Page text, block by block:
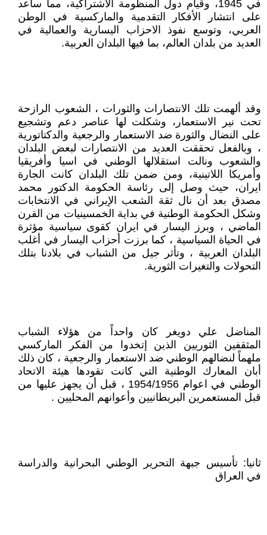
في 1945، وقيام دول المنظومة الاشتراكية، مما ساعد
على انتشار الأفكار التقدمية والماركسية في الوطن
العربي، وتوسع نفوذ الاحزاب اليسارية والعمالية في
العديد من بلدان العالم، بما فيها البلدان العربية.
وقد ألهمت تلك الانتصارات والثورات ، الشعوب الرازحة
تحت نير الاستعمار، وشكلت لها عناصر دعم وتشجيع
على النضال والثورة ضد الاستعمار والرجعية والدكتاتورية
، وبالفعل تحققت العديد من الانتصارات لبعض البلدان
والشعوب ونالت استقلالها الوطني في اسيا وأفريقيا
وأمريكا اللاتينية، ومن ضمن تلك البلدان كانت الجارة
ايران، حيث وصل إلى رئاسة الحكومة الدكتور محمد
مصدق بعد أن نال ثقة الشعب الإيراني في الانتخابات
وشكل الحكومة الوطنية في بداية الخمسينيات من القرن
الماضي ، وبرز اليسار في ايران كقوى سياسية مؤثرة
في الحياة السياسية ، كما برزت أحزاب اليسار في أغلب
البلدان العربية ، وتأثر جيل من الشباب في بلادنا بتلك
التحولات والتغيرات الثورية.
المناضل علي دويغر كان واحداً من هؤلاء الشباب
المثقفين الثوريين الذين إتخدوا من الفكر الماركسي
ملهماً لنضالهم الوطني ضد الاستعمار والرجعية ، كان ذلك
أبان المعارك الوطنية التي كانت تقودها هيئة الاتحاد
الوطني في اعوام 1954/1956 ، قبل أن يجهز عليها من
قبل المستعمرين البريطانيين وأعوانهم المحليين .
ثانيا: تأسيس جبهة التحرير الوطني البحرانية والدراسة
في العراق